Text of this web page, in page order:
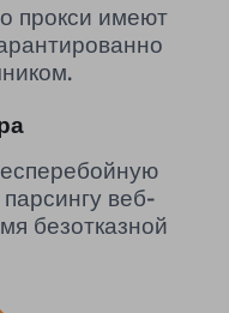
прокси имеют
веб-
безотказной